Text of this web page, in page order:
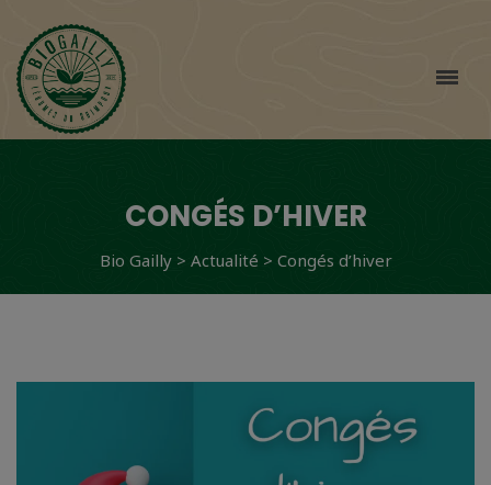
CONGÉS D’HIVER
Bio Gailly> Actualité > Congés d’hiver